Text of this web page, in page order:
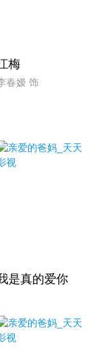
梅
春嫒 饰
是真的爱你